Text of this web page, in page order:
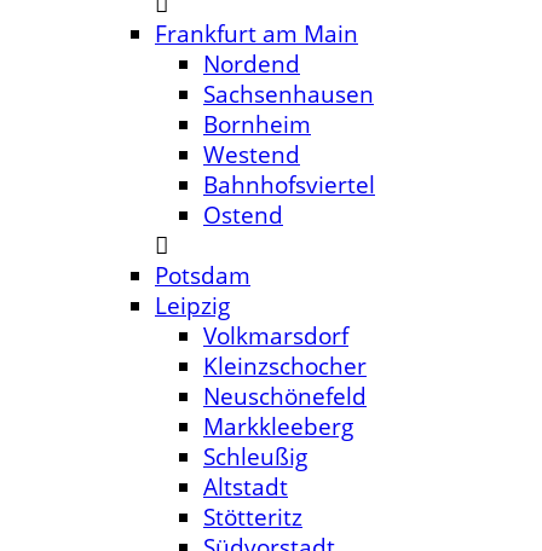
Frankfurt am Main
Nordend
Sachsenhausen
Bornheim
Westend
Bahnhofsviertel
Ostend
Potsdam
Leipzig
Volkmarsdorf
Kleinzschocher
Neuschönefeld
Markkleeberg
Schleußig
Altstadt
Stötteritz